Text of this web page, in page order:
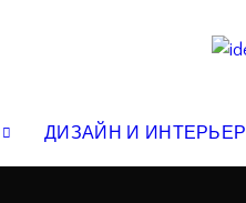
ДИЗАЙН И ИНТЕРЬЕР